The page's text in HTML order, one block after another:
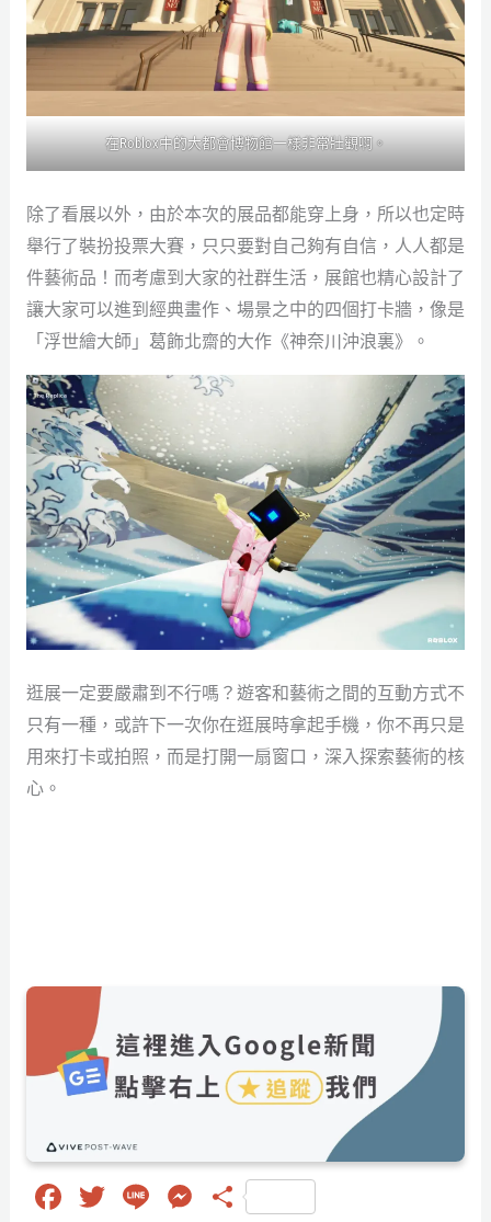
在Roblox中的大都會博物館一樣非常壯觀啊。
除了看展以外，由於本次的展品都能穿上身，所以也定時
舉行了裝扮投票大賽，只只要對自己夠有自信，人人都是
件藝術品！而考慮到大家的社群生活，展館也精心設計了
讓大家可以進到經典畫作、場景之中的四個打卡牆，像是
「浮世繪大師」葛飾北齋的大作《神奈川沖浪裏》。
逛展一定要嚴肅到不行嗎？遊客和藝術之間的互動方式不
只有一種，或許下一次你在逛展時拿起手機，你不再只是
用來打卡或拍照，而是打開一扇窗口，深入探索藝術的核
心。
Fa
T
Li
M 分